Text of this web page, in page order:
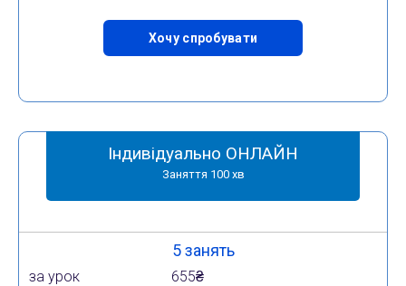
Хочу спробувати
Індивідуально ОНЛАЙН
Заняття 100 хв
5 занять
за урок
655₴